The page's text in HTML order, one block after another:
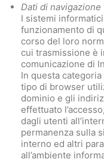
Dati di navigazione
I sistemi
funzionamento di
corso del loro
cui trasmissione è
comunicazione di
In questa
tipo di browser
dominio e gli
effettuato
dagli utenti
permanenza sulla
interno ed altri
all’ambiente